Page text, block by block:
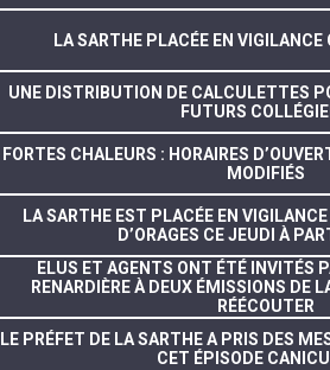
LA SARTHE PLACÉE EN VIGILANCE
UNE DISTRIBUTION DE CALCULETTES
FUTURS
FORTES CHALEURS : HORAIRES
MODIFIÉS
LA SARTHE EST PLACÉE EN
D’ORAGES CE JEUDI À
ELUS ET AGENTS ONT ÉTÉ INVITÉS
RENARDIÈRE À DEUX ÉMISSIONS DE
RÉÉCOUTER
LE PRÉFET DE LA SARTHE A PRIS DES
CET ÉPISODE